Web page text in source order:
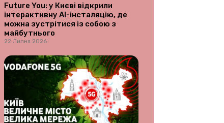
Future You: у Києві відкрили
інтерактивну AI-інсталяцію, де
можна зустрітися із собою з
майбутнього
22 Липня 2026